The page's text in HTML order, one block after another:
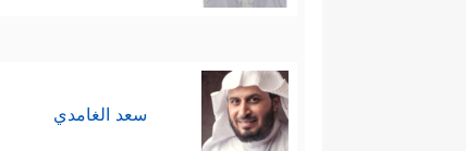
سعد الغامدي